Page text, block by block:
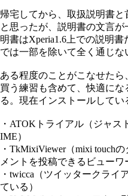
帰宅してから、取扱説明書と
と思ったが、説明書の文言
明書はXperia1.6上での説明
では一部を除いて全く通じな
ある程度のことがこなせた
買う練習も含めて、快適に
る。現在インストールしてい
・ATOKトライアル（ジャス
IME）
・TkMixiViewer（mixi touch
メントを投稿できるビューワ
・twicca（ツイッタークラ
ている）